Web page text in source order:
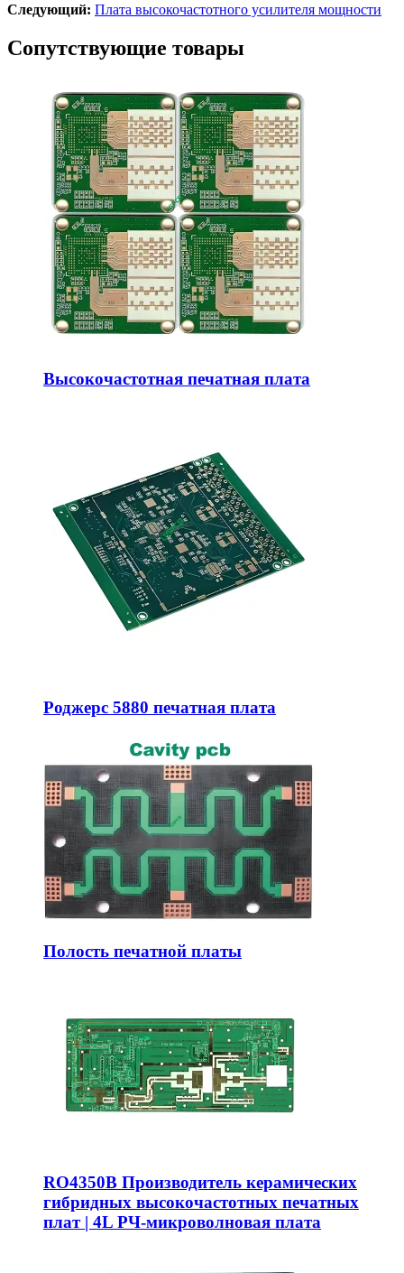
Следующий: Плата высокочастотного усилителя мощности
Сопутствующие товары
Высокочастотная печатная плата
Роджерс 5880 печатная плата
Полость печатной платы
RO4350B Производитель керамических
гибридных высокочастотных печатных
плат | 4L РЧ-микроволновая плата